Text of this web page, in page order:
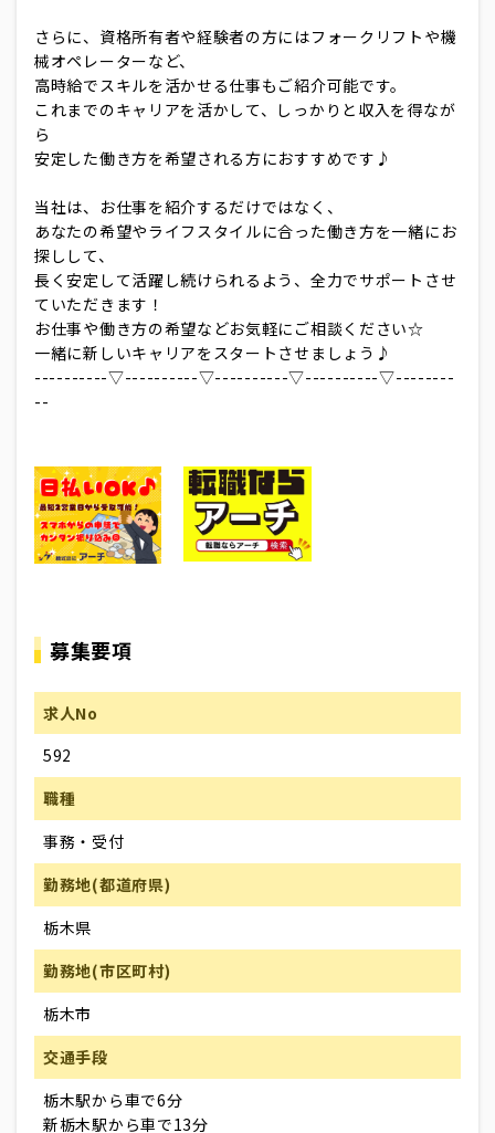
さらに、資格所有者や経験者の方にはフォークリフトや機
械オペレーターなど、
高時給でスキルを活かせる仕事もご紹介可能です。
これまでのキャリアを活かして、しっかりと収入を得なが
ら
安定した働き方を希望される方におすすめです♪
当社は、お仕事を紹介するだけではなく、
あなたの希望やライフスタイルに合った働き方を一緒にお
探しして、
長く安定して活躍し続けられるよう、全力でサポートさせ
ていただきます！
お仕事や働き方の希望などお気軽にご相談ください☆
一緒に新しいキャリアをスタートさせましょう♪
----------▽----------▽----------▽----------▽--------
--
募集要項
求人No
592
職種
事務・受付
勤務地(都道府県)
栃木県
勤務地(市区町村)
栃木市
交通手段
栃木駅から車で6分
新栃木駅から車で13分